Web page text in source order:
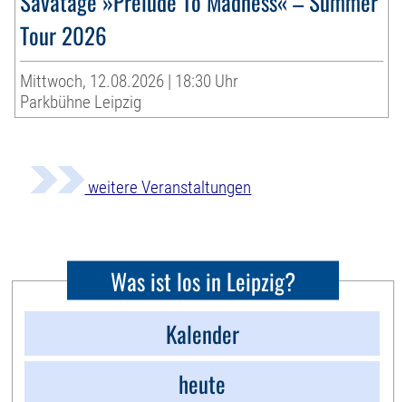
Tour 2026
Mittwoch, 12.08.2026 | 18:30 Uhr
Parkbühne Leipzig
weitere Veranstaltungen
Was ist los in Leipzig?
Kalender
heute